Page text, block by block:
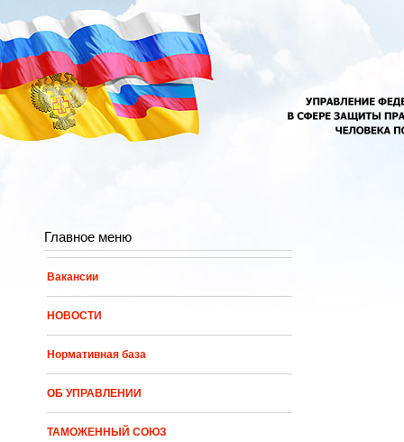
Перейти к основному содержанию
Главное меню
Вакансии
НОВОСТИ
Нормативная база
ОБ УПРАВЛЕНИИ
ТАМОЖЕННЫЙ СОЮЗ